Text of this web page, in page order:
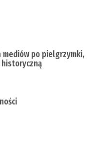
mediów po pielgrzymki,